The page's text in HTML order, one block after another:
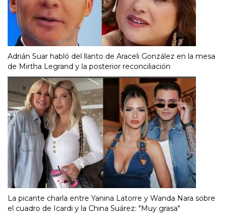
Adrián Suar habló del llanto de Araceli González en la mesa
de Mirtha Legrand y la posterior reconciliación
La picante charla entre Yanina Latorre y Wanda Nara sobre
el cuadro de Icardi y la China Suárez: "Muy grasa"